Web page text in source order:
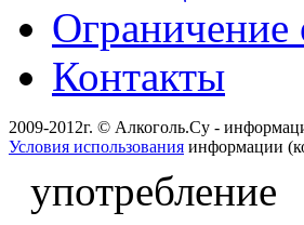
Ограничение
Контакты
2009-2012г. © Алкоголь.Су -
Условия использования информации